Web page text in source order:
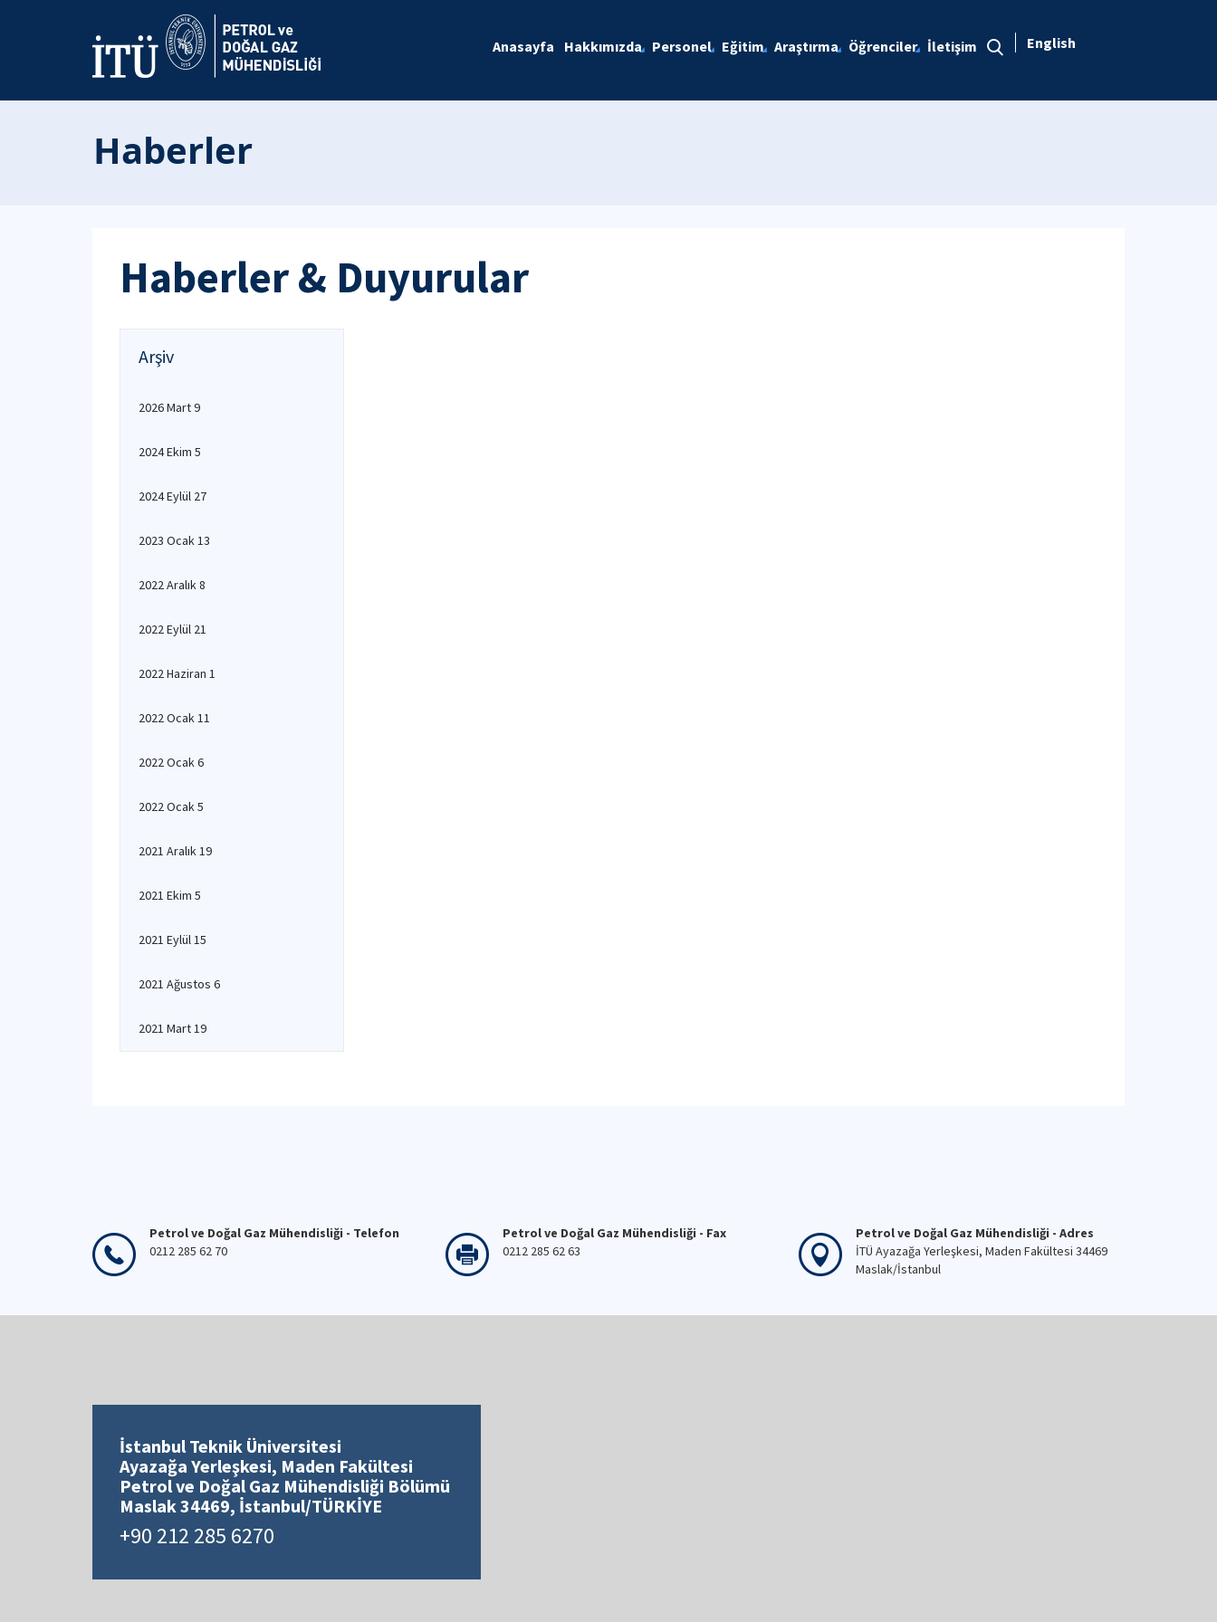
Anasayfa Hakkımızda Personel Eğitim Araştırma Öğrenciler İletişim English
Haberler
Haberler & Duyurular
Arşiv
2026 Mart 9
2024 Ekim 5
2024 Eylül 27
2023 Ocak 13
2022 Aralık 8
2022 Eylül 21
2022 Haziran 1
2022 Ocak 11
2022 Ocak 6
2022 Ocak 5
2021 Aralık 19
2021 Ekim 5
2021 Eylül 15
2021 Ağustos 6
2021 Mart 19
Petrol ve Doğal Gaz Mühendisliği - Telefon
0212 285 62 70
Petrol ve Doğal Gaz Mühendisliği - Fax
0212 285 62 63
Petrol ve Doğal Gaz Mühendisliği - Adres
İTÜ Ayazağa Yerleşkesi, Maden Fakültesi 34469
Maslak/İstanbul
İstanbul Teknik Üniversitesi
Ayazağa Yerleşkesi, Maden Fakültesi
Petrol ve Doğal Gaz Mühendisliği Bölümü
Maslak 34469, İstanbul/TÜRKİYE
+90 212 285 6270